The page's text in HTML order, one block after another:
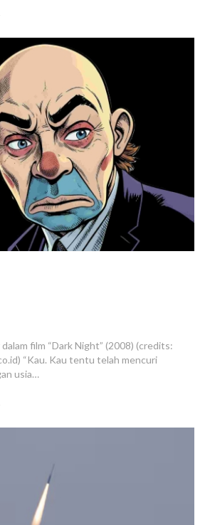
film “Dark Night” (2008) (credits:
“Kau. Kau tentu telah mencuri
usia…